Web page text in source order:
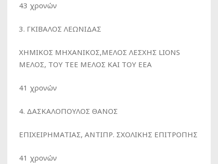
43 χρονών
3. ΓΚΙΒΑΛΟΣ ΛΕΩΝΙΔΑΣ
XHMIKOΣ ΜΗΧΑΝΙΚΟΣ,ΜΕΛΟΣ ΛΕΣΧΗΣ LIONS
ΜΕΛΟΣ, ΤΟΥ ΤΕΕ ΜΕΛΟΣ ΚΑΙ ΤΟΥ ΕΕΑ
41 χρονών
4. ΔΑΣΚΑΛΟΠΟΥΛΟΣ ΘΑΝΟΣ
ΕΠΙΧΕΙΡΗΜΑΤΙΑΣ, ΑΝΤΙΠΡ. ΣΧΟΛΙΚΗΣ ΕΠΙΤΡΟΠΗΣ
41 χρονών